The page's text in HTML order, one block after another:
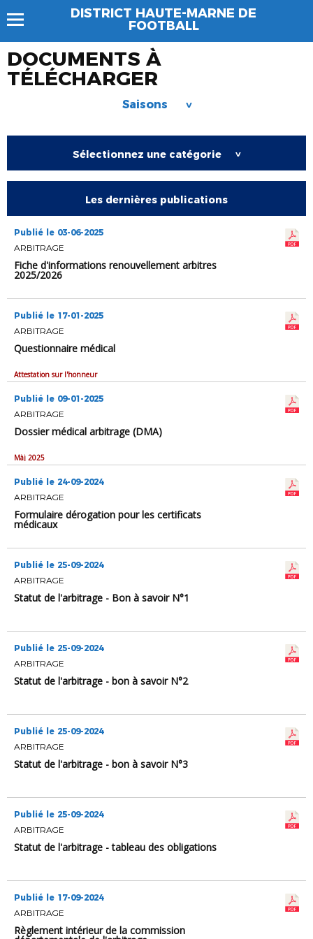
DISTRICT HAUTE-MARNE DE
FOOTBALL
DOCUMENTS À
TÉLÉCHARGER
Saisons >
Sélectionnez une catégorie >
Les dernières publications
Publié le 03-06-2025
ARBITRAGE
Fiche d'informations renouvellement arbitres
2025/2026
Publié le 17-01-2025
ARBITRAGE
Questionnaire médical
Attestation sur l'honneur
Publié le 09-01-2025
ARBITRAGE
Dossier médical arbitrage (DMA)
Màj 2025
Publié le 24-09-2024
ARBITRAGE
Formulaire dérogation pour les certificats
médicaux
Publié le 25-09-2024
ARBITRAGE
Statut de l'arbitrage - Bon à savoir N°1
Publié le 25-09-2024
ARBITRAGE
Statut de l'arbitrage - bon à savoir N°2
Publié le 25-09-2024
ARBITRAGE
Statut de l'arbitrage - bon à savoir N°3
Publié le 25-09-2024
ARBITRAGE
Statut de l'arbitrage - tableau des obligations
Publié le 17-09-2024
ARBITRAGE
Règlement intérieur de la commission